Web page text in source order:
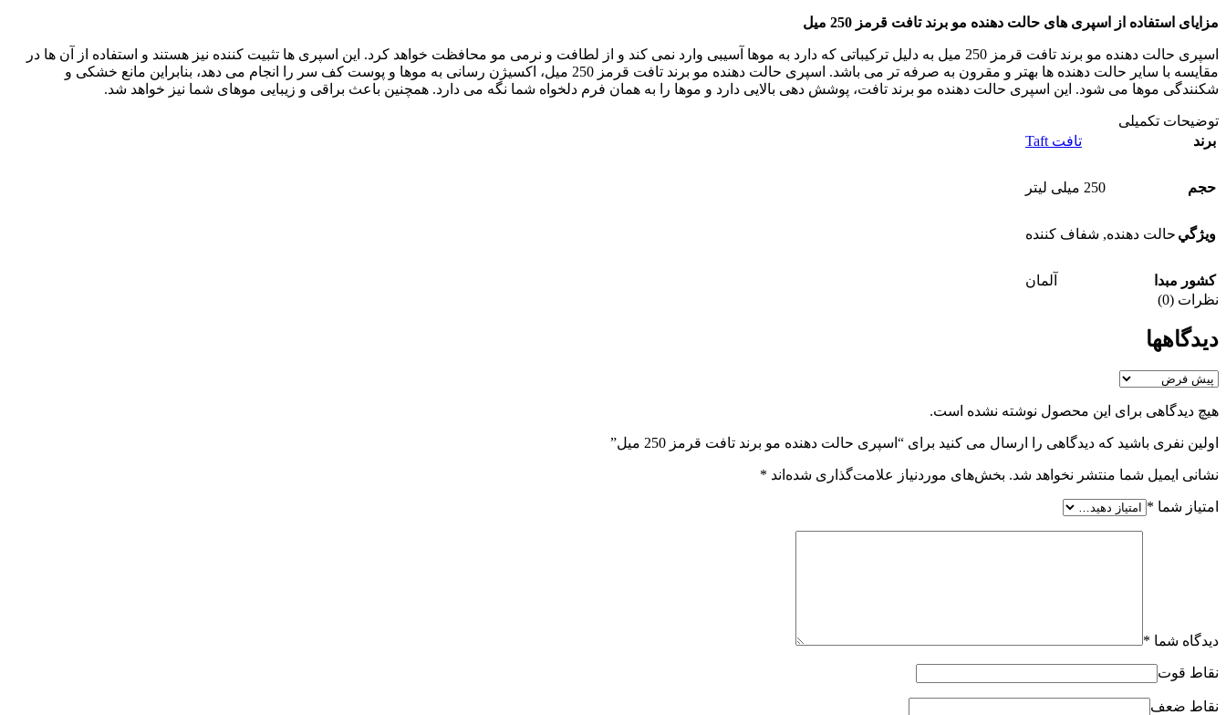
مزایای استفاده از اسپری های حالت دهنده مو برند تافت قرمز 250 میل
اسپری حالت دهنده مو برند تافت قرمز 250 میل به دلیل ترکیباتی که دارد به موها آسیبی وارد نمی کند و از لطافت و نرمی مو محافظت خواهد کرد. این اسپری ها تثبیت کننده نیز هستند و استفاده از آن ها در
مقایسه با سایر حالت دهنده ها بهتر و مقرون به صرفه تر می باشد. اسپری حالت دهنده مو برند تافت قرمز 250 میل، اکسیژن رسانی به موها و پوست کف سر را انجام می دهد، بنابراین مانع خشکی و
شکنندگی موها می شود. این اسپری حالت دهنده مو برند تافت، پوشش دهی بالایی دارد و موها را به همان فرم دلخواه شما نگه می دارد. همچنین باعث براقی و زیبایی موهای شما نیز خواهد شد.
توضیحات تکمیلی
برند
تافت Taft
حجم 250 میلی لیتر
ويژگي حالت دهنده, شفاف کننده
کشور مبدا
آلمان
نظرات (0)
دیدگاهها
هیچ دیدگاهی برای این محصول نوشته نشده است.
اولین نفری باشید که دیدگاهی را ارسال می کنید برای “اسپری حالت دهنده مو برند تافت قرمز 250 میل”
نشانی ایمیل شما منتشر نخواهد شد. بخش‌های موردنیاز علامت‌گذاری شده‌اند *
امتیاز شما *
دیدگاه شما *
نقاط قوت
نقاط ضعف